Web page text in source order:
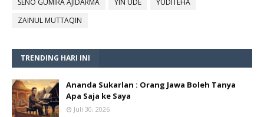
SENO GUMIRA AJIDARMA
YIN UDE
YUDITEHA
ZAINUL MUTTAQIN
TRENDING HARI INI
Ananda Sukarlan : Orang Jawa Boleh Tanya
Apa Saja ke Saya
Juli 30, 2026